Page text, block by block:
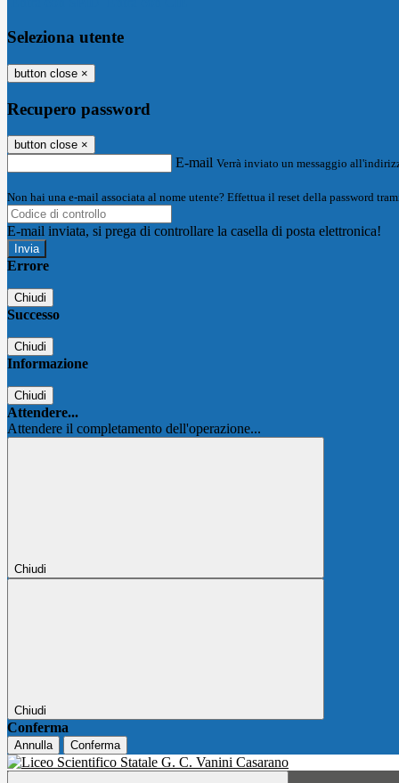
Seleziona utente
button close ×
Recupero password
button close ×
E-mail Verrà inviato un messaggio
Non hai una e-mail associata al nome utente? Effettua il reset della password
E-mail inviata, si prega di controllare la casella di posta elettronica!
Errore
Chiudi
Successo
Chiudi
Informazione
Chiudi
Attendere...
Attendere il completamento dell'operazione...
Chiudi
Chiudi
Conferma
Annulla Conferma